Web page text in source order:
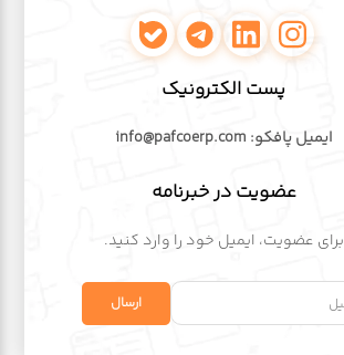
اینستاگرام پافکو
لینکدین پافکو
تلگرام پافکوواتساپ پافکو
پست الکترونیک
ایمیل پافکو: info@pafcoerp.com
عضویت در خبرنامه
برای عضویت، ایمیل خود را وارد کنید.